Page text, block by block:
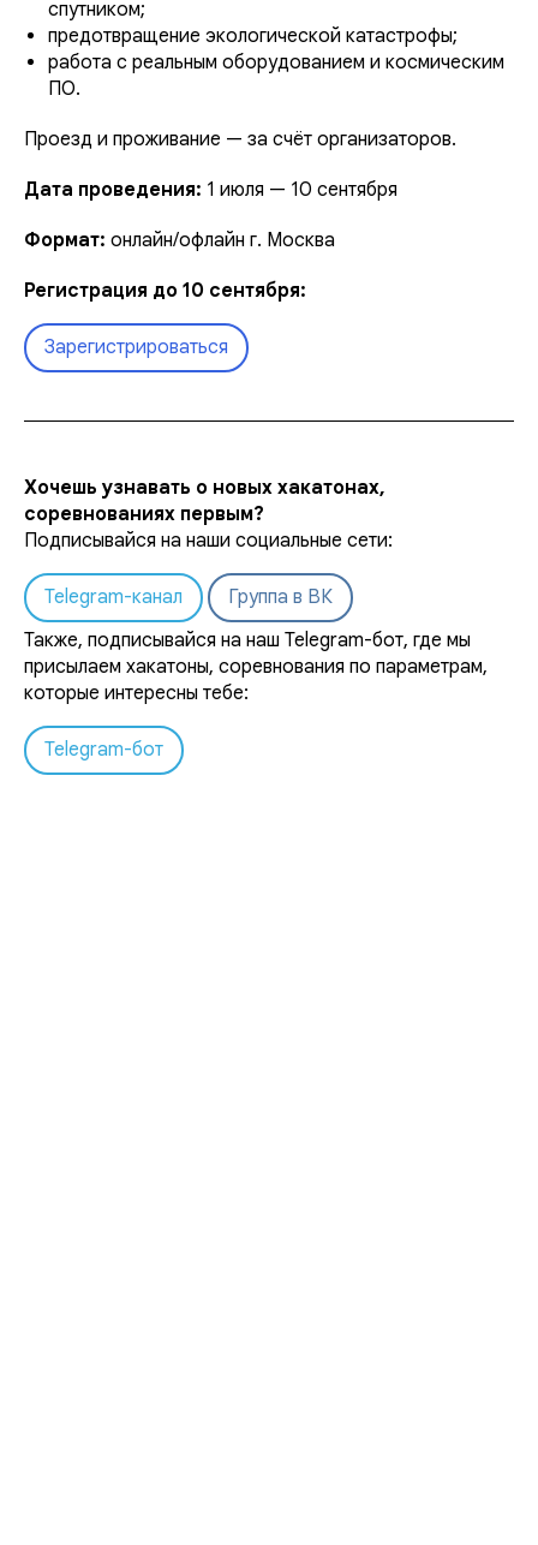
спутником;
предотвращение экологической катастрофы;
работа с реальным оборудованием и космическим
ПО.
Проезд и проживание — за счёт организаторов.
Дата проведения: 1 июля — 10 сентября
Формат: онлайн/офлайн г. Москва
Регистрация до 10 сентября:
Зарегистрироваться
Хочешь узнавать о новых хакатонах,
соревнованиях первым?
Подписывайся на наши социальные сети:
Telegram-канал
Группа в ВК
Также, подписывайся на наш Telegram-бот, где мы
присылаем хакатоны, соревнования по параметрам,
которые интересны тебе:
Telegram-бот